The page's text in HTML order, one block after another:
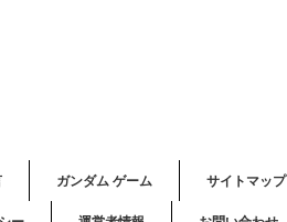
ガンダム ゲーム サイトマップ